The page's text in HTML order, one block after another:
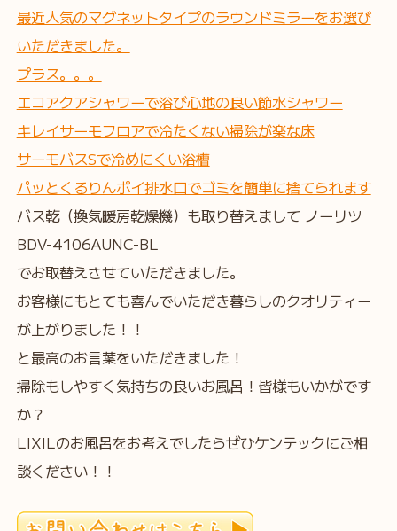
最近人気のマグネットタイプのラウンドミラーをお選び
いただきました。
プラス。。。
エコアクアシャワーで浴び心地の良い節水シャワー
キレイサーモフロアで冷たくない掃除が楽な床
サーモバスSで冷めにくい浴槽
パッとくるりんポイ排水口でゴミを簡単に捨てられます
バス乾（換気暖房乾燥機）も取り替えまして ノーリツ
BDV-4106AUNC-BL
でお取替えさせていただきました。
お客様にもとても喜んでいただき暮らしのクオリティー
が上がりました！！
と最高のお言葉をいただきました！
掃除もしやすく気持ちの良いお風呂！皆様もいかがです
か？
LIXILのお風呂をお考えでしたらぜひケンテックにご相
談ください！！